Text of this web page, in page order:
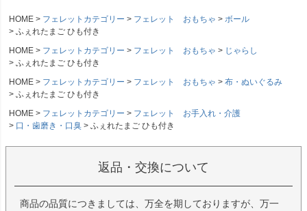
HOME フェレットカテゴリー フェレット おもちゃ
ボール
ふぇれたまご ひも付き
HOME
フェレットカテゴリー フェレット おもちゃ
じゃらし
ふぇれたまご ひも付き
HOME
フェレットカテゴリー フェレット おもちゃ
布・ぬいぐるみ
ふぇれたまご ひも付き
HOME
フェレットカテゴリー
フェレット お手入れ・介護
口・歯磨き・口臭
ふぇれたまご ひも付き
返品・交換について
商品の品質につきましては、万全を期しておりますが、万一